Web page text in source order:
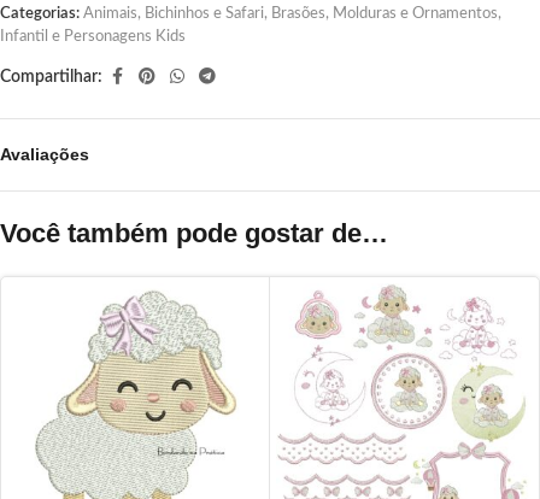
Categorias: Animais, Bichinhos e Safari, Brasões, Molduras e Ornamentos,
Infantil e Personagens Kids
Compartilhar:
Avaliações
Você também pode gostar de…